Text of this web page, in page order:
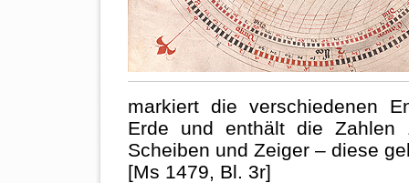
markiert die verschiedenen
Erde und enthält die
Scheiben und Zeiger – diese
[Ms 1479, Bl. 3r]